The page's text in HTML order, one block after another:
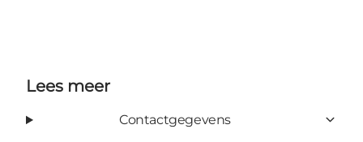
Lees meer
Contactgegevens